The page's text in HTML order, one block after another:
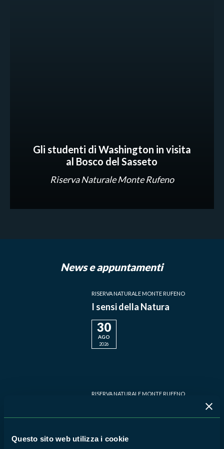
Questo sito web utilizza i cookie
I sensi della Natura
AGO
RISERVA NATURALE MONTE RUFENO
AGO